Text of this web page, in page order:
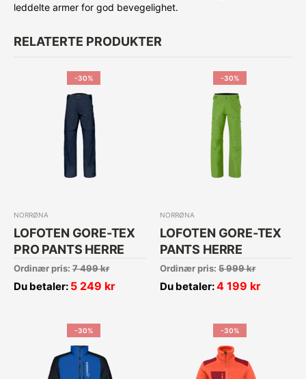
leddelte armer for god bevegelighet.
RELATERTE PRODUKTER
-30%
NORRØNA
LOFOTEN GORE-TEX
PRO PANTS HERRE
Ordinær pris: 7 499kr
Du betaler: 5 249 kr
-30%
NORRØNA
LOFOTEN GORE-TEX
PANTS HERRE
Ordinær pris: 5 999kr
Du betaler:4 199 kr
-30% -30%